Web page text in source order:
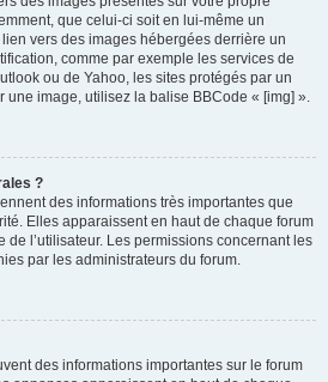
que celui-ci soit en lui-même un
vers des images hébergées derrière un
comme par exemple les services de
ou de Yahoo, les sites protégés par un
une image, utilisez la balise BBCode « [img] ».
?
des informations très importantes que
Elles apparaissent en haut de chaque forum
l’utilisateur. Les permissions concernant les
par les administrateurs du forum.
des informations importantes sur le forum